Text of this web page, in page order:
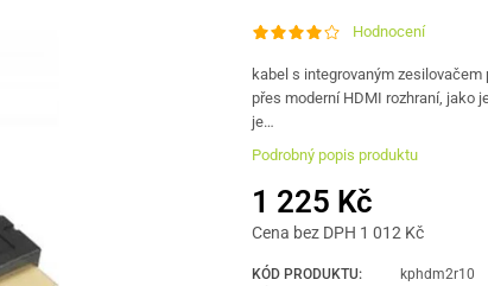
Hodnocení
kabel s integrovaným
přes moderní HDMI rozhraní, jako
je…
Podrobný popis produktu
1 225 Kč
Cena bez DPH 1 012 Kč
KÓD PRODUKTU:
kphdm2r10